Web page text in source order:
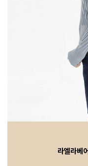
라엘라베